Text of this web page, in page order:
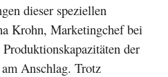
dieser speziellen
Krohn, Marketingchef bei
der
Anschlag. Trotz